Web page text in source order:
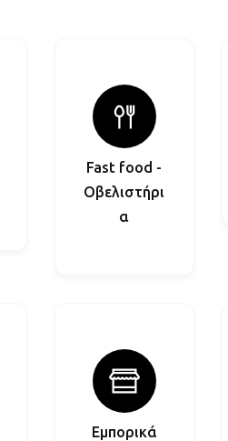
Fast food -
Οβελιστήρι
α
Εμπορικά